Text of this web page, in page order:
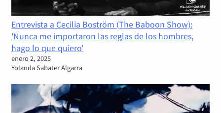
Entrevista a Cecilia Boström (The Baboon Show):
'Nunca me importaron las reglas de los hombres,
hago lo que quiero'
enero 2, 2025
Yolanda Sabater Algarra